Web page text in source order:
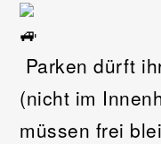
Parken dürft
(nicht im
müssen frei